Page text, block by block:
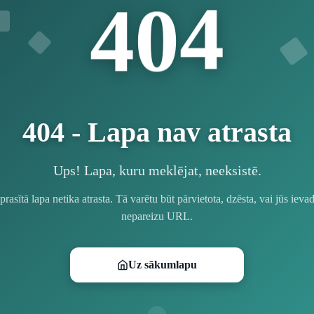
404
404 - Lapa nav atrasta
Ups! Lapa, kuru meklējat, neeksistē.
lapa netika atrasta. Tā varētu būt pārvietota, dzēsta, vai jūs
nepareizu URL.
Uz sākumlapu